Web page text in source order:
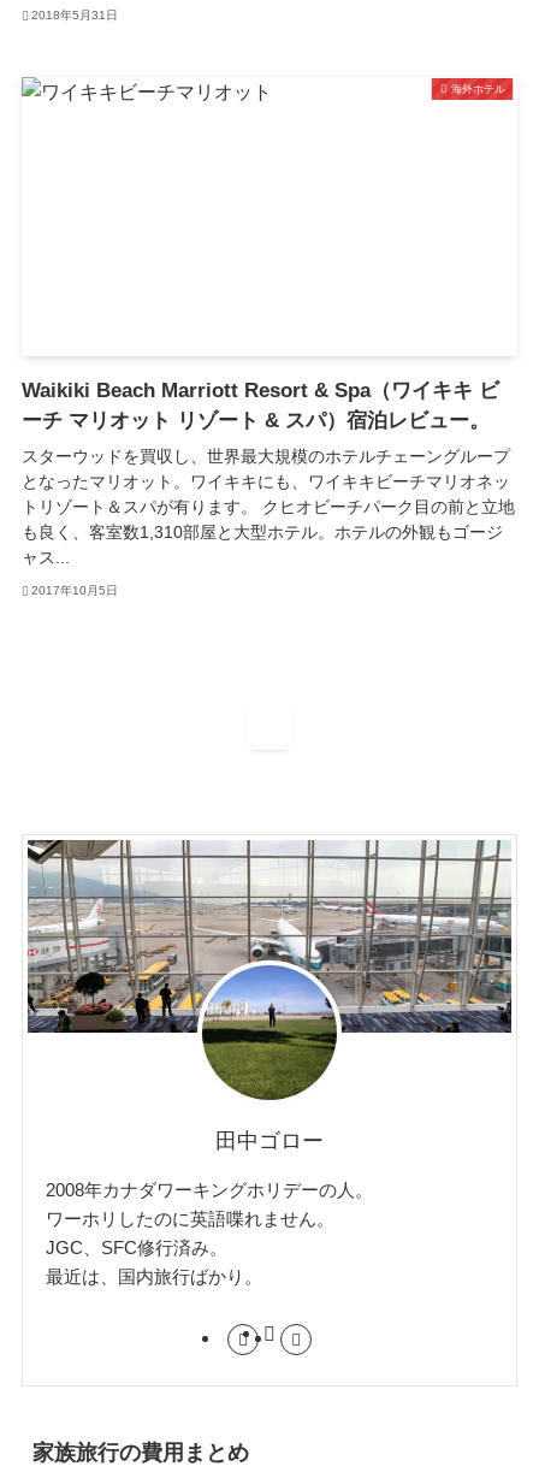
2018年5月31日
海外ホテル
Waikiki Beach Marriott Resort & Spa（ワイキキ ビ
ーチ マリオット リゾート & スパ）宿泊レビュー。
スターウッドを買収し、世界最大規模のホテルチェーングループ
となったマリオット。ワイキキにも、ワイキキビーチマリオネッ
トリゾート＆スパが有ります。 クヒオビーチパーク目の前と立地
も良く、客室数1,310部屋と大型ホテル。ホテルの外観もゴージ
ャス...
2017年10月5日
田中ゴロー
2008年カナダワーキングホリデーの人。
ワーホリしたのに英語喋れません。
JGC、SFC修行済み。
最近は、国内旅行ばかり。
家族旅行の費用まとめ